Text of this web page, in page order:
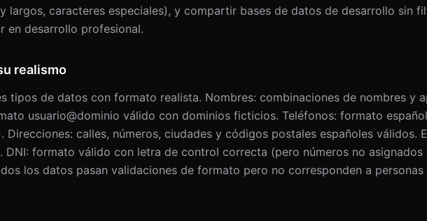
largos, caracteres especiales), y compartir bases de datos de desarrollo sin
en desarrollo profesional.
realismo
tipos de datos con formato realista. Nombres: combinaciones de nombres y
usuario@dominio válido con dominios ficticios. Teléfonos: formato
Direcciones: calles, números, ciudades y códigos postales españoles válidos.
DNI: formato válido con letra de control correcta (pero números no asignados
los datos pasan validaciones de formato pero no corresponden a personas